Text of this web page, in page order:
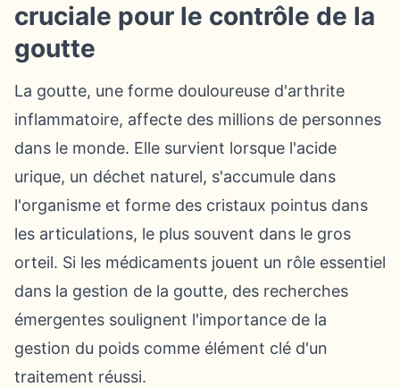
cruciale pour le contrôle de la
goutte
La goutte, une forme douloureuse d'arthrite
inflammatoire, affecte des millions de personnes
dans le monde. Elle survient lorsque l'acide
urique, un déchet naturel, s'accumule dans
l'organisme et forme des cristaux pointus dans
les articulations, le plus souvent dans le gros
orteil. Si les médicaments jouent un rôle essentiel
dans la gestion de la goutte, des recherches
émergentes soulignent l'importance de la
gestion du poids comme élément clé d'un
traitement réussi.